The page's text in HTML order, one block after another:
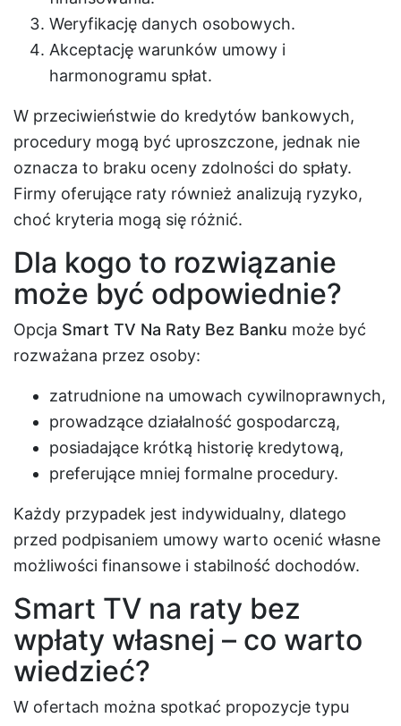
Weryfikację danych osobowych.
Akceptację warunków umowy i
harmonogramu spłat.
W przeciwieństwie do kredytów bankowych,
procedury mogą być uproszczone, jednak nie
oznacza to braku oceny zdolności do spłaty.
Firmy oferujące raty również analizują ryzyko,
choć kryteria mogą się różnić.
Dla kogo to rozwiązanie
może być odpowiednie?
Opcja Smart TV Na Raty Bez Banku może być
rozważana przez osoby:
zatrudnione na umowach cywilnoprawnych,
prowadzące działalność gospodarczą,
posiadające krótką historię kredytową,
preferujące mniej formalne procedury.
Każdy przypadek jest indywidualny, dlatego
przed podpisaniem umowy warto ocenić własne
możliwości finansowe i stabilność dochodów.
Smart TV na raty bez
wpłaty własnej – co warto
wiedzieć?
W ofertach można spotkać propozycje typu